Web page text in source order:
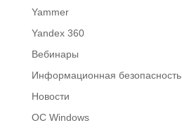
Yammer
Yandex 360
Вебинары
Информационная безопасность
Новости
ОС Windows